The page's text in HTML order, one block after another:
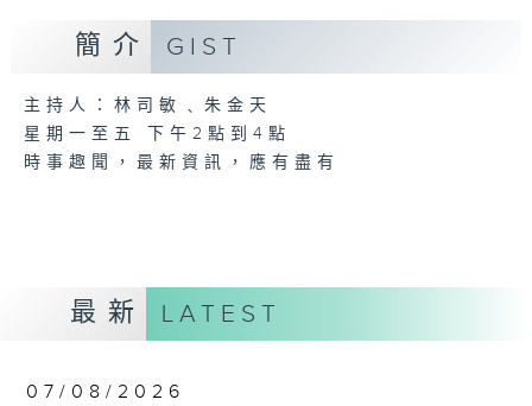
簡介 GIST
主持人：林司敏﹑朱金天
星期一至五 下午2點到4點
時事趣聞，最新資訊，應有盡有
最新 LATEST
07/08/2026